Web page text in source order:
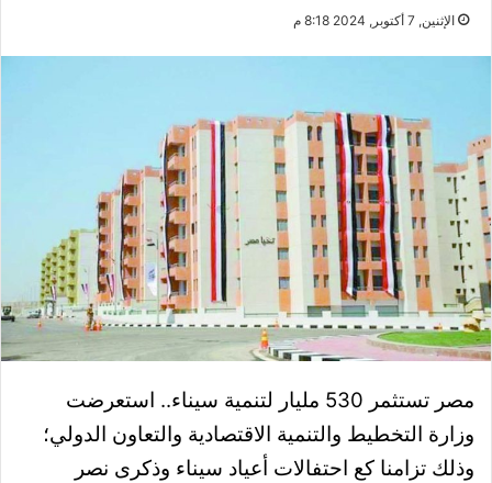
الإثنين, 7 أكتوبر, 2024 8:18 م
مصر تستثمر 530 مليار لتنمية سيناء.. استعرضت
وزارة التخطيط والتنمية الاقتصادية والتعاون الدولي؛
وذلك تزامنا كع احتفالات أعياد سيناء وذكرى نصر